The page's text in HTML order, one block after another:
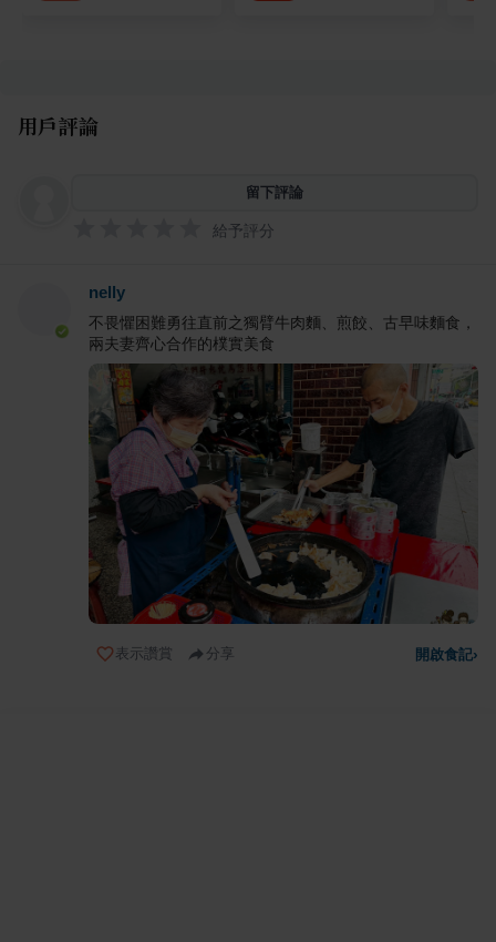
用戶評論
留下評論
給予評分
nelly
不畏懼困難勇往直前之獨臂牛肉麵、煎餃、古早味麵食，
兩夫妻齊心合作的樸實美食
表示讚賞 分享 開啟食記›